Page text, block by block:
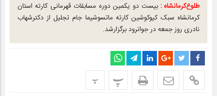
طلوع‌‌کرمانشاه : بیست دو یکمین دوره مسابقات قهرمانی کارته استان
کرمانشاه سبک کیوکوشین کارته ماتسوشیما جام تجلیل از دکترشهاب
نادری روز جمعه در جوانرود برگزارشد.
پ پ